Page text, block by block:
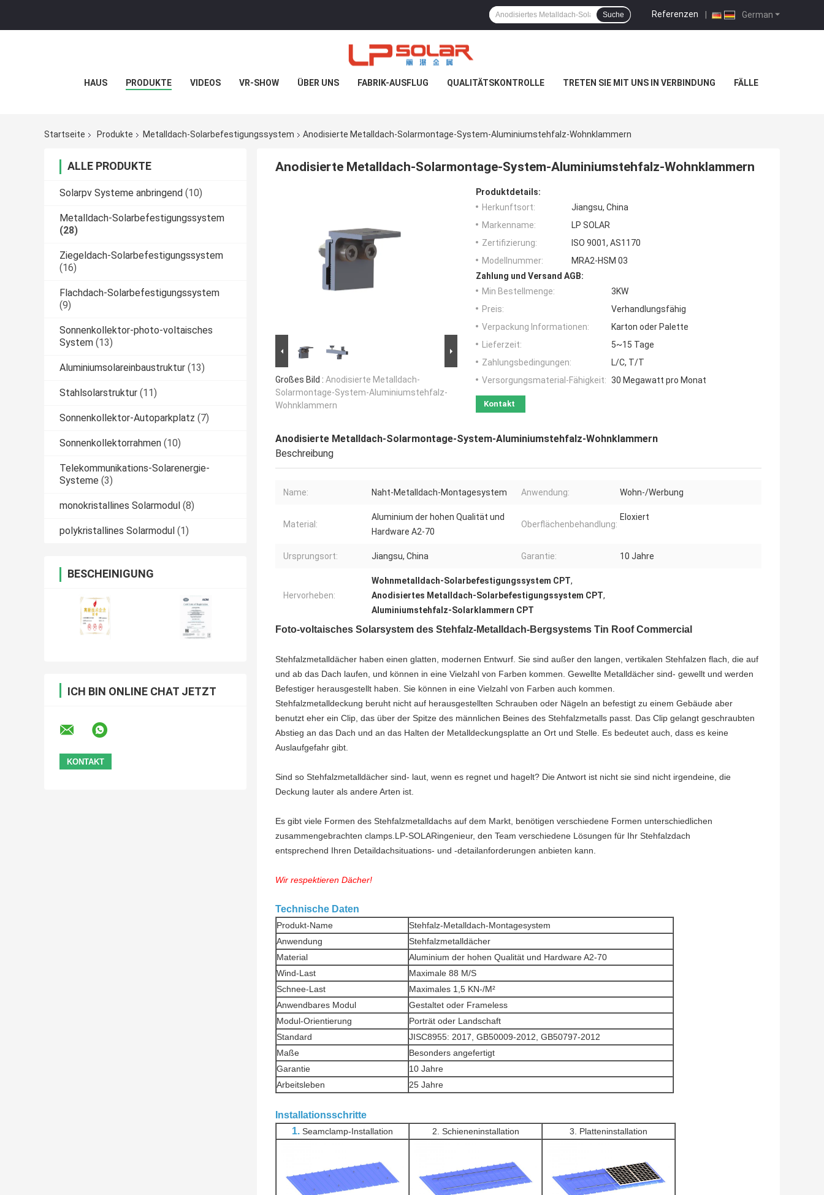
German
Referenzen |
Suche
HAUS PRODUKTE VIDEOS VR-SHOW ÜBER UNS FABRIK-AUSFLUG QUALITÄTSKONTROLLE TRETEN SIE MIT UNS IN VERBINDUNG FÄLLE
Startseite Produkte Metalldach-Solarbefestigungssystem Anodisierte Metalldach-Solarmontage-System-Aluminiumstehfalz-Wohnklammern
ALLE PRODUKTE
Solarpv Systeme anbringend (10)
Metalldach-Solarbefestigungssystem
(28)
Ziegeldach-Solarbefestigungssystem
(16)
Flachdach-Solarbefestigungssystem
(9)
Sonnenkollektor-photo-voltaisches
System (13)
Aluminiumsolareinbaustruktur (13)
Stahlsolarstruktur (11)
Sonnenkollektor-Autoparkplatz (7)
Sonnenkollektorrahmen (10)
Telekommunikations-Solarenergie-
Systeme (3)
monokristallines Solarmodul (8)
polykristallines Solarmodul (1)
BESCHEINIGUNG
ICH BIN ONLINE CHAT JETZT
Anodisierte Metalldach-Solarmontage-System-Aluminiumstehfalz-Wohnklammern
Großes Bild : Anodisierte Metalldach-
Solarmontage-System-Aluminiumstehfalz-
Wohnklammern
Produktdetails:
Herkunftsort:
Jiangsu, China
Markenname:
LP SOLAR
Zertifizierung:
ISO 9001, AS1170
Modellnummer:
MRA2-HSM 03
Zahlung und Versand AGB:
Min Bestellmenge:
3KW
Preis:
Verhandlungsfähig
Verpackung Informationen:
Karton oder Palette
Lieferzeit:
5~15 Tage
Zahlungsbedingungen:
L/C, T/T
Versorgungsmaterial-Fähigkeit: 30 Megawatt pro Monat
Kontakt
Anodisierte Metalldach-Solarmontage-System-Aluminiumstehfalz-Wohnklammern
Beschreibung
Name: Naht-Metalldach-Montagesystem Anwendung: Wohn-/Werbung
Material:
Aluminium der hohen Qualität und
Hardware A2-70
Oberflächenbehandlung:
Eloxiert
Ursprungsort: Jiangsu, China Garantie: 10 Jahre
Hervorheben:
Wohnmetalldach-Solarbefestigungssystem CPT,
Anodisiertes Metalldach-Solarbefestigungssystem CPT,
Aluminiumstehfalz-Solarklammern CPT
Foto-voltaisches Solarsystem des Stehfalz-Metalldach-Bergsystems Tin Roof Commercial
Stehfalzmetalldächer haben einen glatten, modernen Entwurf. Sie sind außer den langen, vertikalen Stehfalzen flach, die auf
und ab das Dach laufen, und können in eine Vielzahl von Farben kommen. Gewellte Metalldächer sind- gewellt und werden
Befestiger herausgestellt haben. Sie können in eine Vielzahl von Farben auch kommen.
Stehfalzmetalldeckung beruht nicht auf herausgestellten Schrauben oder Nägeln an befestigt zu einem Gebäude aber
benutzt eher ein Clip, das über der Spitze des männlichen Beines des Stehfalzmetalls passt. Das Clip gelangt geschraubten
Abstieg an das Dach und an das Halten der Metalldeckungsplatte an Ort und Stelle. Es bedeutet auch, dass es keine
Auslaufgefahr gibt.
Sind so Stehfalzmetalldächer sind- laut, wenn es regnet und hagelt? Die Antwort ist nicht sie sind nicht irgendeine, die
Deckung lauter als andere Arten ist.
Es gibt viele Formen des Stehfalzmetalldachs auf dem Markt, benötigen verschiedene Formen unterschiedlichen
zusammengebrachten clamps.LP-SOLARingenieur, den Team verschiedene Lösungen für Ihr Stehfalzdach
entsprechend Ihren Detaildachsituations- und -detailanforderungen anbieten kann.
Wir respektieren Dächer!
Technische Daten
Produkt-Name
Stehfalz-Metalldach-Montagesystem
Anwendung
Stehfalzmetalldächer
Material
Aluminium der hohen Qualität und Hardware A2-70
Wind-Last
Maximale 88 M/S
Schnee-Last
Maximales 1,5 KN-/M²
Anwendbares Modul
Gestaltet oder Frameless
Modul-Orientierung
Porträt oder Landschaft
Standard
JISC8955: 2017, GB50009-2012, GB50797-2012
Maße
Besonders angefertigt
Garantie
10 Jahre
Arbeitsleben
25 Jahre
Installationsschritte
1. Seamclamp-Installation 2. Schieneninstallation 3. Platteninstallation